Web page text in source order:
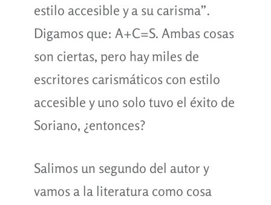
estilo accesible y a su carisma”.
Digamos que: A+C=S. Ambas cosas
son ciertas, pero hay miles de
escritores carismáticos con estilo
accesible y uno solo tuvo el éxito de
Soriano, ¿entonces?
Salimos un segundo del autor y
vamos a la literatura como cosa